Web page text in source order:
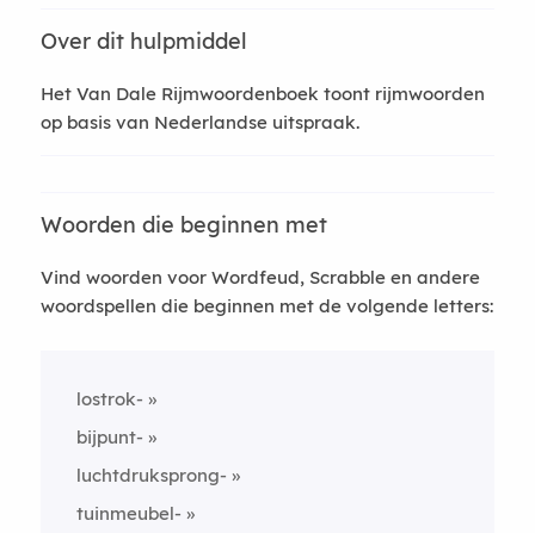
Over dit hulpmiddel
Het Van Dale Rijmwoordenboek toont rijmwoorden
op basis van Nederlandse uitspraak.
Woorden die beginnen met
Vind woorden voor Wordfeud, Scrabble en andere
woordspellen die beginnen met de volgende letters:
lostrok-
bijpunt-
luchtdruksprong-
tuinmeubel-